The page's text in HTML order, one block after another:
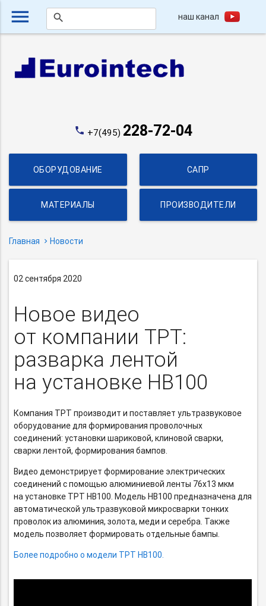
menu search наш канал
phone +7(495) 228-72-04
ОБОРУДОВАНИЕ САПР
МАТЕРИАЛЫ ПРОИЗВОДИТЕЛИ
Главная Новости
02 сентября 2020
Новое видео
от компании TPT:
разварка лентой
на установке HB100
Компания TPT производит и поставляет ультразвуковое
оборудование для формирования проволочных
соединений: установки шариковой, клиновой сварки,
сварки лентой, формирования бампов.
Видео демонстрирует формирование электрических
соединений с помощью алюминиевой ленты 76х13 мкм
на установке TPT HB100. Модель HB100 предназначена для
автоматической ультразвуковой микросварки тонких
проволок из алюминия, золота, меди и серебра. Также
модель позволяет формировать отдельные бампы.
Более подробно о модели TPT HB100.